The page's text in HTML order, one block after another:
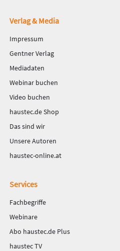
Verlag & Media
Impressum
Gentner Verlag
Mediadaten
Webinar buchen
Video buchen
haustec.de Shop
Das sind wir
Unsere Autoren
haustec-online.at
Services
Fachbegriffe
Webinare
Abo haustec.de Plus
haustec TV